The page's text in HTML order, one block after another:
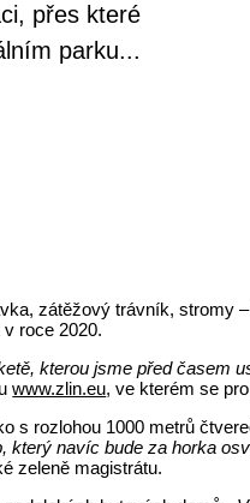
přes které
parku...
zátěžový trávník,
roce 2020.
kterou jsme před časem
www.zlin.eu, ve kterém se
rozlohou 1000 metrů
který navíc bude za horka
zeleně magistrátu.